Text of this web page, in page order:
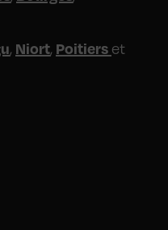
, Niort, Poitiers et